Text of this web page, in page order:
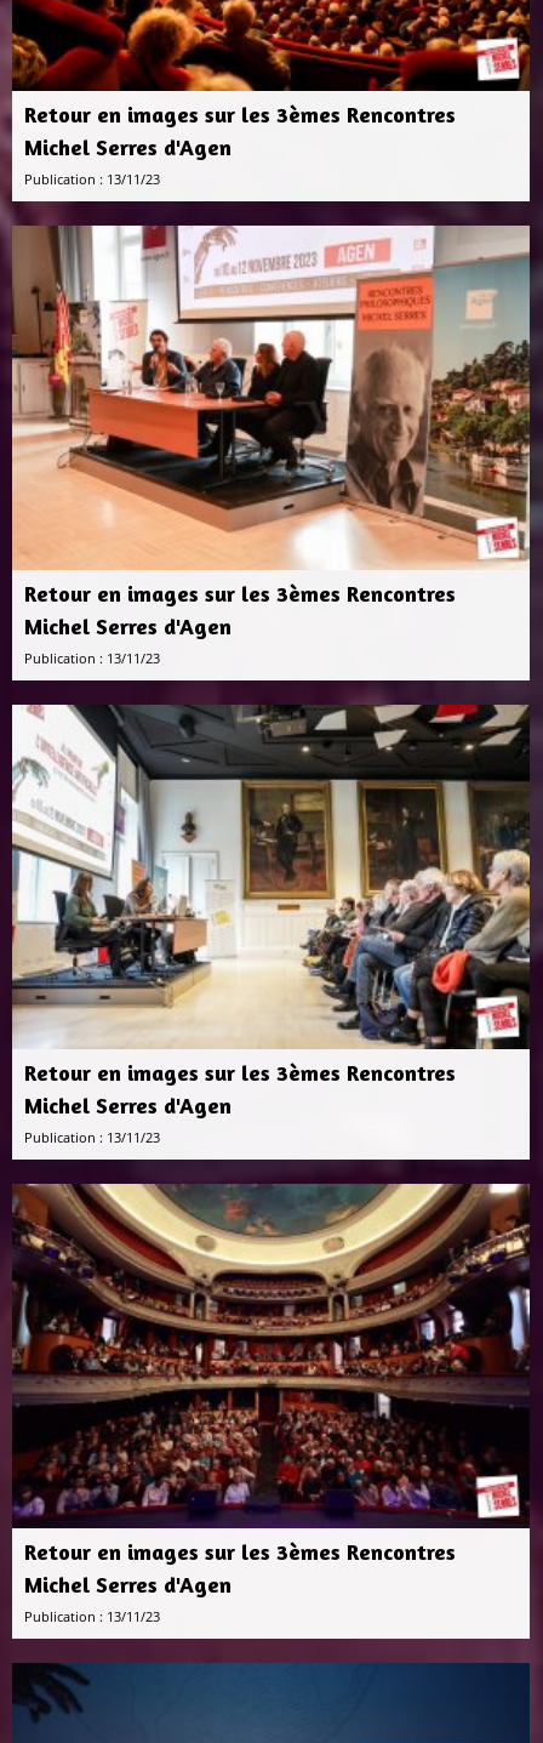
Retour en images sur les 3èmes Rencontres
Michel Serres d'Agen
Publication : 13/11/23
Retour en images sur les 3èmes Rencontres
Michel Serres d'Agen
Publication : 13/11/23
Retour en images sur les 3èmes Rencontres
Michel Serres d'Agen
Publication : 13/11/23
Retour en images sur les 3èmes Rencontres
Michel Serres d'Agen
Publication : 13/11/23